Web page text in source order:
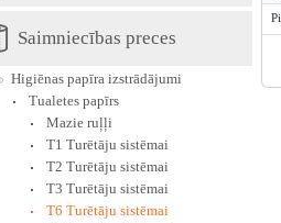
Saimniecības preces
Higiēnas papīra izstrādājumi
Tualetes papīrs
Mazie ruļļi
T1 Turētāju sistēmai
T2 Turētāju sistēmai
T3 Turētāju sistēmai
T6 Turētāju sistēmai